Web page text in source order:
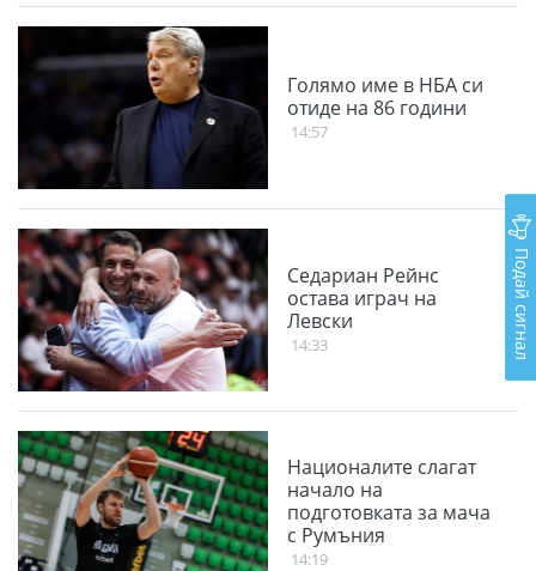
Голямо име в НБА си
отиде на 86 години
14:57
Седариан Рейнс
остава играч на
Левски
14:33
Националите слагат
начало на
подготовката за мача
с Румъния
14:19
Подай сигнал